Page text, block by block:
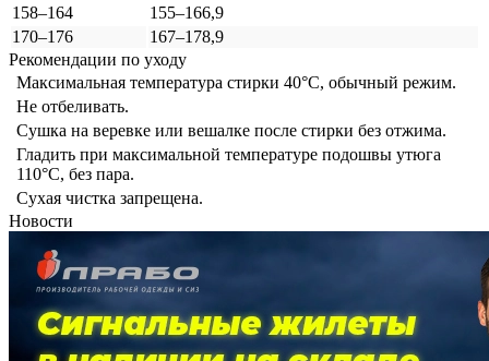
158–164
155–166,9
170–176
167–178,9
Рекомендации по уходу
Максимальная температура стирки 40°C, обычный режим.
Не отбеливать.
Сушка на веревке или вешалке после стирки без отжима.
Гладить при максимальной температуре подошвы утюга
110°C, без пара.
Сухая чистка запрещена.
Новости